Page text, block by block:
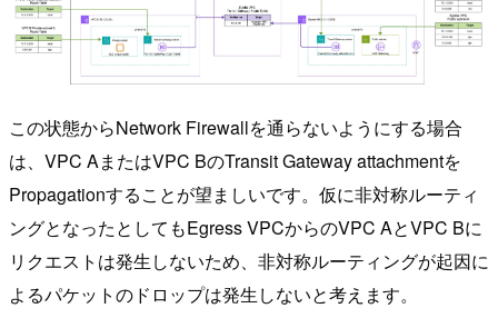
この状態からNetwork Firewallを通らないようにする場合
は、VPC AまたはVPC BのTransit Gateway attachmentを
Propagationすることが望ましいです。仮に非対称ルーティ
ングとなったとしてもEgress VPCからのVPC AとVPC Bに
リクエストは発生しないため、非対称ルーティングが起因に
よるパケットのドロップは発生しないと考えます。